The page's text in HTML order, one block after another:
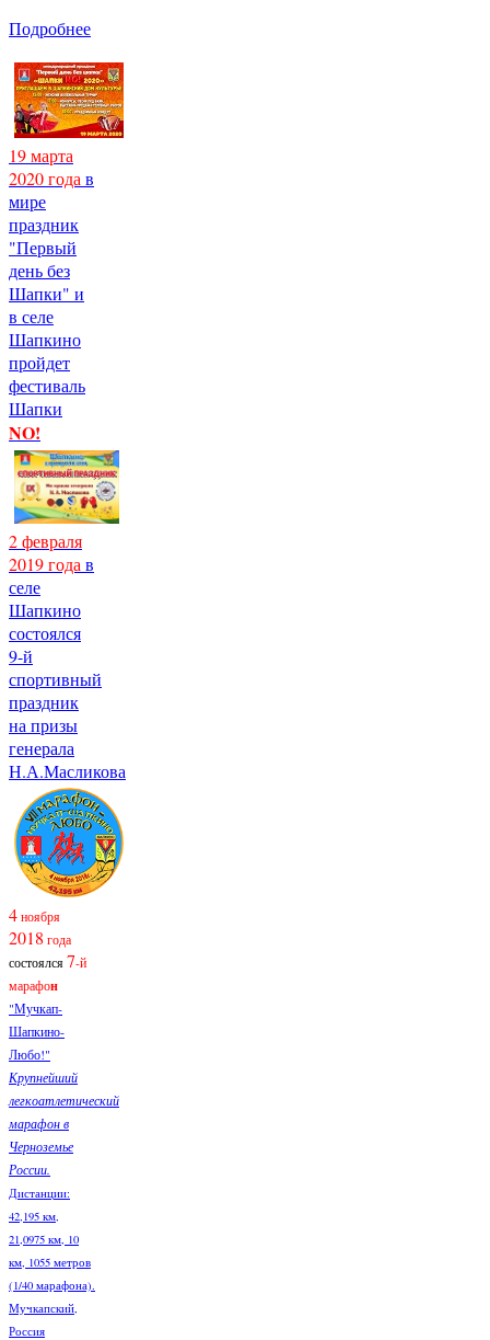
Подробнее
19 марта
2020 года в
мире
праздник
"Первый
день без
Шапки" и
в селе
Шапкино
пройдет
фестиваль
Шапки
NO!
2 февраля
2019 года в
селе
Шапкино
состоялся
9-й
спортивный
праздник
на призы
генерала
Н.А.Масликова
4ноября
2018 года
состоялся7-й
марафон
"Мучкап-
Шапкино-
Любо!"
Крупнейший
легкоатлетический
марафон в
Черноземье
России.
Дистанции:
42,195 км,
21,0975 км, 10
км, 1055 метров
(1/40 марафона).
Мучкапский,
Россия